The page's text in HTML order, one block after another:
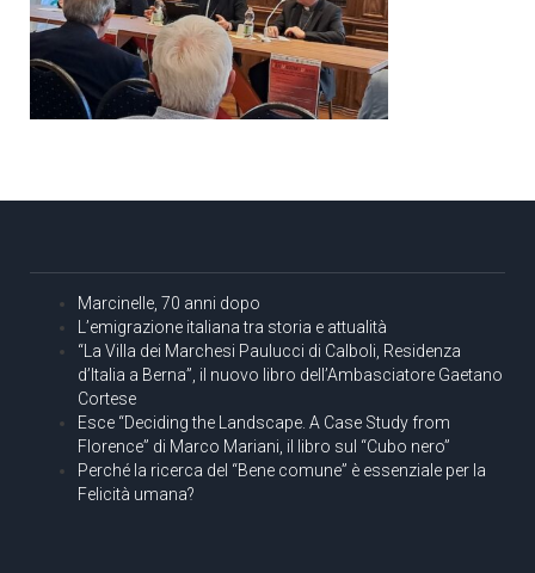
Marcinelle, 70 anni dopo
L’emigrazione italiana tra storia e attualità
“La Villa dei Marchesi Paulucci di Calboli, Residenza
d’Italia a Berna”, il nuovo libro dell’Ambasciatore Gaetano
Cortese
Esce “Deciding the Landscape. A Case Study from
Florence” di Marco Mariani, il libro sul “Cubo nero”
Perché la ricerca del “Bene comune” è essenziale per la
Felicità umana?